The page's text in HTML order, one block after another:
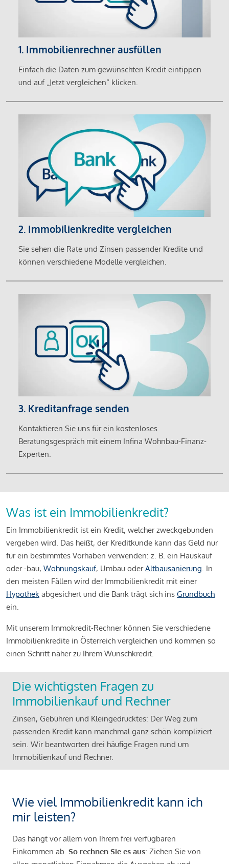
1. Immobilienrechner ausfüllen
Einfach die Daten zum gewünschten Kredit eintippen
und auf „Jetzt vergleichen“ klicken.
2. Immobilienkredite vergleichen
Sie sehen die Rate und Zinsen passender Kredite und
können verschiedene Modelle vergleichen.
3. Kreditanfrage senden
Kontaktieren Sie uns für ein kostenloses
Beratungsgespräch mit einem Infina Wohnbau-Finanz-
Experten.
Was ist ein Immobilienkredit?
Ein Immobilienkredit ist ein Kredit, welcher zweckgebunden
vergeben wird. Das heißt, der Kreditkunde kann das Geld nur
für ein bestimmtes Vorhaben verwenden: z. B. ein Hauskauf
oder -bau, Wohnungskauf, Umbau oderAltbausanierung. In
den meisten Fällen wird der Immobilienkredit mit einer
Hypothek abgesichert und die Bank trägt sich ins Grundbuch
ein.
Mit unserem Immokredit-Rechner können Sie verschiedene
Immobilienkredite in Österreich vergleichen und kommen so
einen Schritt näher zu Ihrem Wunschkredit.
Die wichtigsten Fragen zu
Immobilienkauf und Rechner
Zinsen, Gebühren und Kleingedrucktes: Der Weg zum
passenden Kredit kann manchmal ganz schön kompliziert
sein. Wir beantworten drei häufige Fragen rund um
Immobilienkauf und Rechner.
Wie viel Immobilienkredit kann ich
mir leisten?
Das hängt vor allem von Ihrem frei verfügbaren
Einkommen ab. So rechnen Sie es aus: Ziehen Sie von